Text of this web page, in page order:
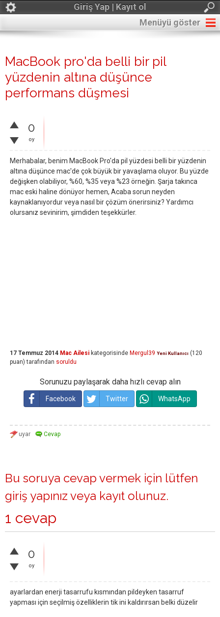
Giriş Yap | Kayıt ol
Menüyü göster
MacBook pro'da belli bir pil
yüzdenin altına düşünce
performans düşmesi
0
oy
Merhabalar, benim MacBook Pro'da pil yüzdesi belli bir yüzdenin
altına düşünce mac'de çok büyük bir yavaşlama oluyor. Bu yüzde
değişken olabiliyor, %60, %35 veya %23 örneğin. Şarja takınca
mac eski haline dönüyor hemen, Acaba sorun neyden
kaynaklanıyordur veya nasıl bir çözüm önerirsiniz? Yardımcı
olursanız sevinirim, şimdiden teşekkürler.
17 Temmuz 2014 Mac Ailesi kategorisinde Mergul39 Yeni Kullanıcı (120
puan) tarafından soruldu
Sorunuzu paylaşarak daha hızlı cevap alın
Facebook Twitter WhatsApp
Bu soruya cevap vermek için lütfen
giriş yapınız veya kayıt olunuz.
1 cevap
0
oy
ayarlardan enerji tasarrufu kısmından pildeyken tasarruf
yapması için seçilmiş özelliklerin tik ini kaldırırsan belki düzelir